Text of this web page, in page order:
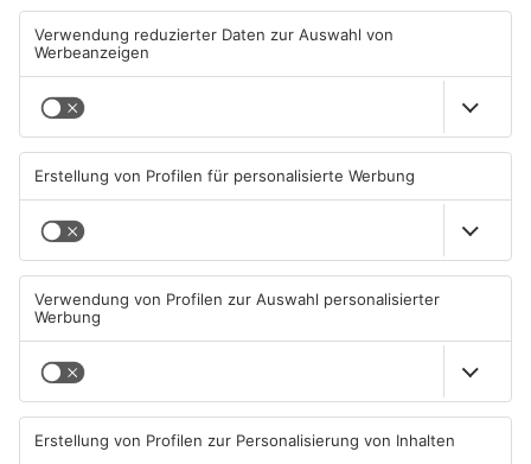
Fußball: Viktoria
Aschaffenburg verliert
gegen TSV-Aubstadt
05.08.2026, 04:30 UHR IN SPORT
Untermain-Cup
03.08.2026, 07:38 UHR IN SPORT
TOPNEWS TOPNEWS